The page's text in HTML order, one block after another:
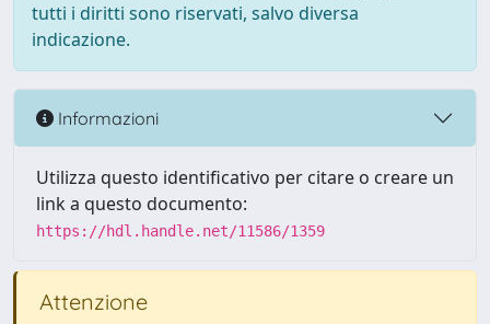
tutti i diritti sono riservati, salvo diversa
indicazione.
Informazioni
Utilizza questo identificativo per citare o creare un
link a questo documento:
https://hdl.handle.net/11586/1359
Attenzione